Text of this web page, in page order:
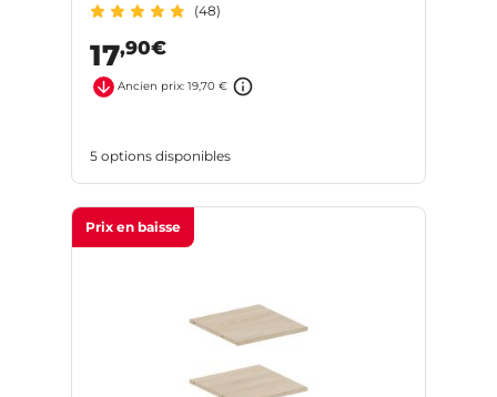
(48)
17,90€
Ancien prix: 19,70 €
5 options disponibles
Prix en baisse